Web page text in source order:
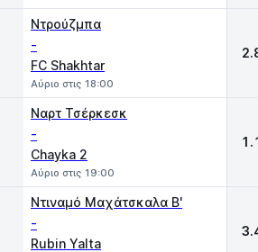
Ντρούζμπα
-
FC Shakhtar
Αύριο στις 18:00
Ναρτ Τσέρκεσκ
-
Chayka 2
Αύριο στις 19:00
Ντιναμό Μαχάτσκαλα Β'
-
Rubin Yalta